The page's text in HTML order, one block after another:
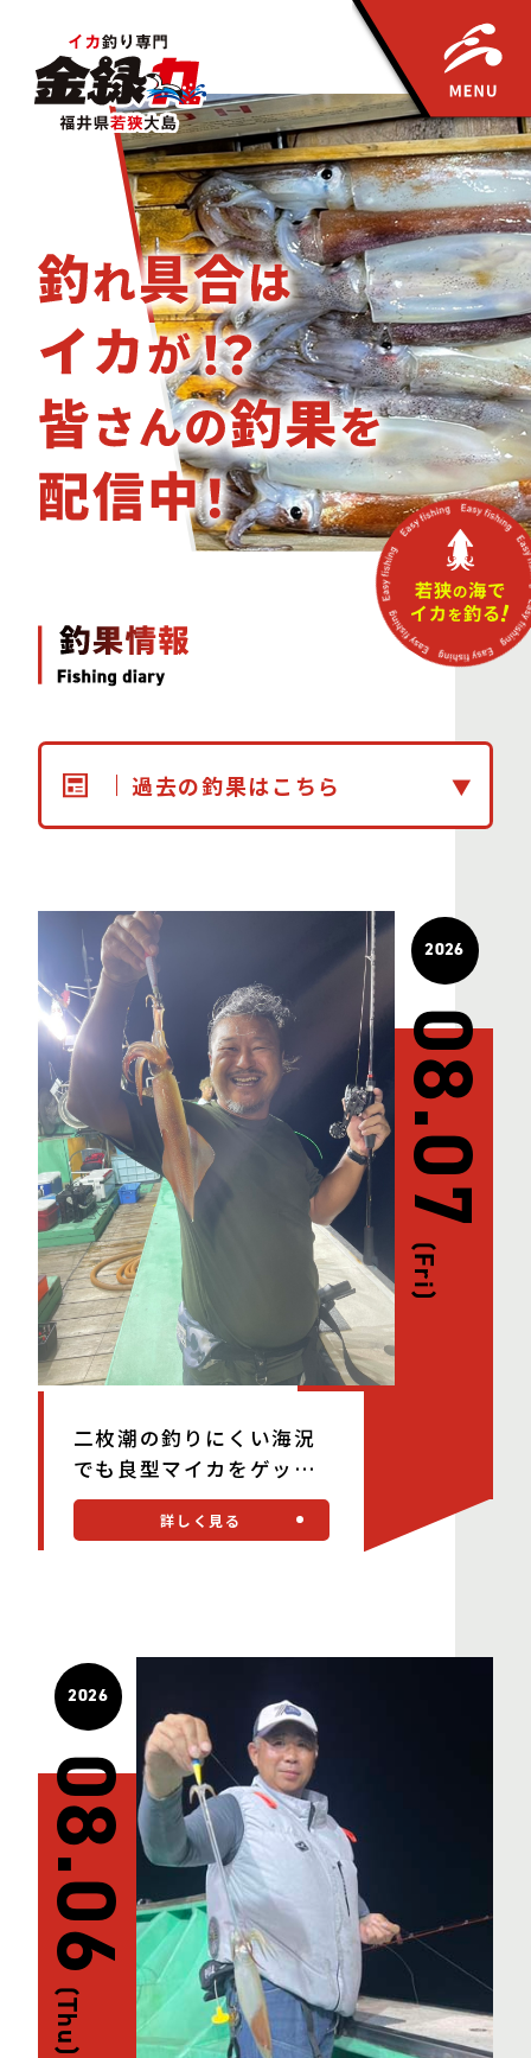
過去の釣果はこちら
二枚潮の釣りにくい海況
でも良型マイカをゲッ
ト！
詳しく見る
2026
08.07
(Fri)
2026
08.06
(Thu)